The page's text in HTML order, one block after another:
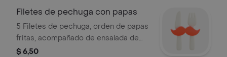
Filetes de pechuga con papas
5 Filetes de pechuga, orden de papas
fritas, acompañado de ensalada de
lechuga, tomate y cebolla.
$ 6,50